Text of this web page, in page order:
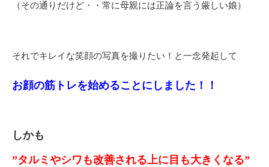
（その通りだけど・・常に母親には正論を言う厳しい娘）
それでキレイな笑顔の写真を撮りたい！と一念発起して
お顔の筋トレを始めることにしました！！
しかも
”タルミやシワも改善される上に目も大きくなる”